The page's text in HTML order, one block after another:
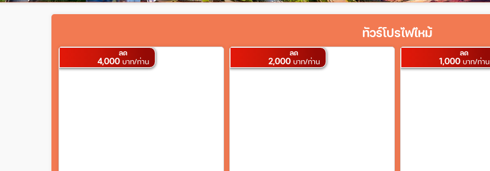
ทัวร์โปรไฟไหม้
ลด
4,000 บาท/ท่าน
ลด
2,000 บาท/ท่าน
ลด
1,000 บาท/ท่าน